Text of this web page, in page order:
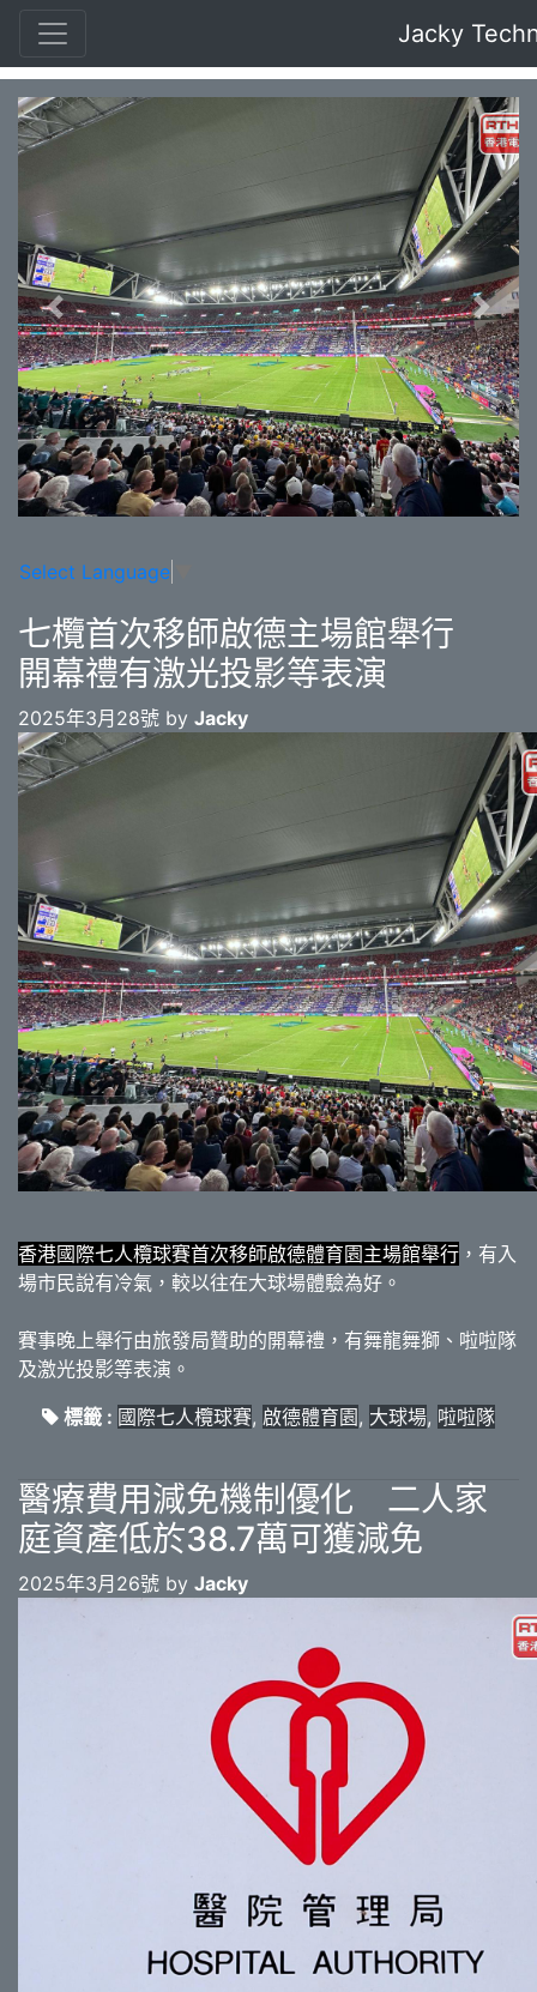
Jacky
Select Language
七欖首次移師啟德主場館舉行
開幕禮有激光投影等表演
2025年3月28號 by Jacky
香港國際七人欖球賽首次移師啟德體育園主場館舉行 ，有入
場市民說有冷氣，較以往在大球場體驗為好。
賽事晚上舉行由旅發局贊助的開幕禮，有舞龍舞獅、啦啦隊
及激光投影等表演。
標籤 : 國際七人欖球賽, 啟德體育園, 大球場, 啦啦隊
醫療費用減免機制優化 二人家
庭資產低於38.7萬可獲減免
2025年3月26號 by Jacky